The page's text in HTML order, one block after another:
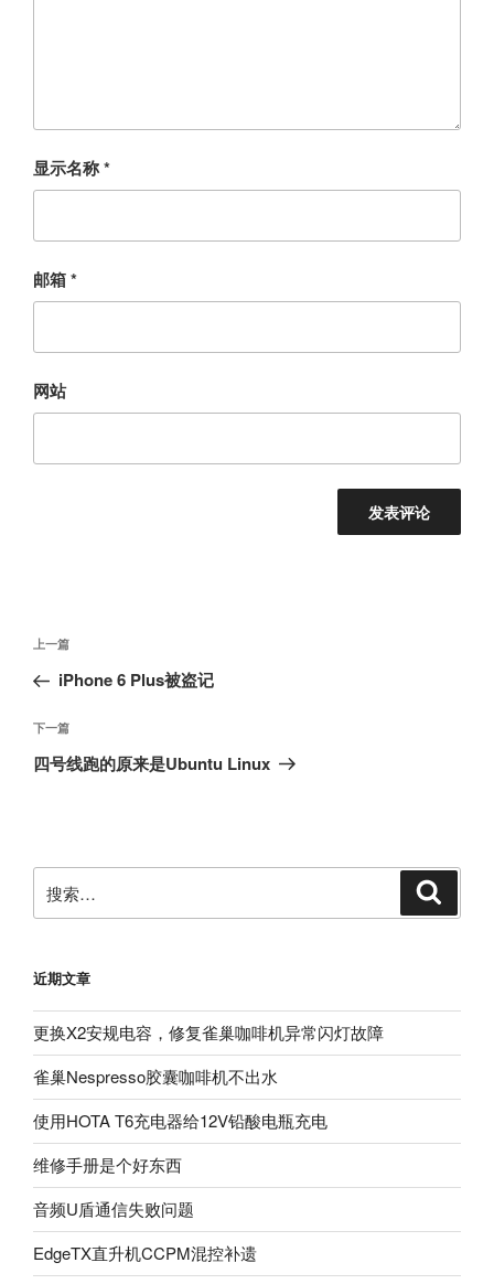
显示名称*
邮箱*
网站
文
导
航
上
一
文
章
上一篇
iPhone 6 Plus被盗记
下
一
下一篇
四号线跑的原来是Ubuntu Linux
索：
近期文章
更换X2安规电容，修复雀巢咖啡机异常闪灯故障
雀巢Nespresso胶囊咖啡机不出水
使用HOTA T6充电器给12V铅酸电瓶充电
维修手册是个好东西
音频U盾通信失败问题
EdgeTX直升机CCPM混控补遗